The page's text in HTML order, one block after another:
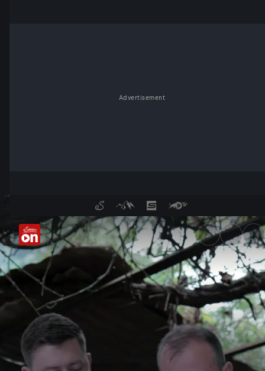
Advertisement
Fritz und Tamino